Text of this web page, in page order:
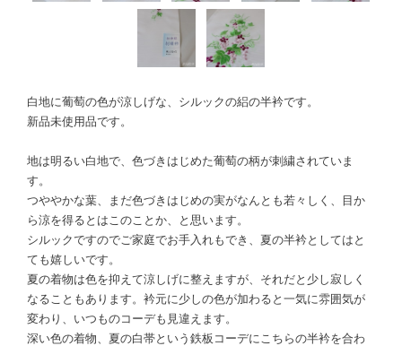
白地に葡萄の色が涼しげな、シルックの絽の半衿です。
新品未使用品です。
地は明るい白地で、色づきはじめた葡萄の柄が刺繍されていま
す。
つややかな葉、まだ色づきはじめの実がなんとも若々しく、目か
ら涼を得るとはこのことか、と思います。
シルックですのでご家庭でお手入れもでき、夏の半衿としてはと
ても嬉しいです。
夏の着物は色を抑えて涼しげに整えますが、それだと少し寂しく
なることもあります。衿元に少しの色が加わると一気に雰囲気が
変わり、いつものコーデも見違えます。
深い色の着物、夏の白帯という鉄板コーデにこちらの半衿を合わ